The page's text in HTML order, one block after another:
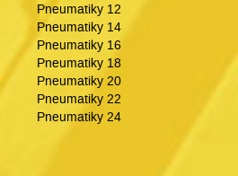
Pneumatiky 12
Pneumatiky 14
Pneumatiky 16
Pneumatiky 18
Pneumatiky 20
Pneumatiky 22
Pneumatiky 24